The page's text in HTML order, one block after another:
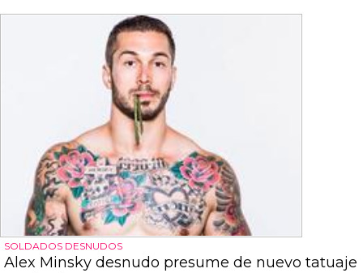
SOLDADOS DESNUDOS
Alex Minsky desnudo presume de nuevo tatuaje